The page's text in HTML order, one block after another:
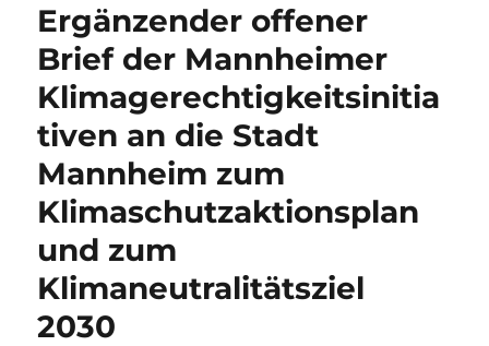
Ergänzender offener
Brief der Mannheimer
Klimagerechtigkeitsinitia
tiven an die Stadt
Mannheim zum
Klimaschutzaktionsplan
und zum
Klimaneutralitätsziel
2030